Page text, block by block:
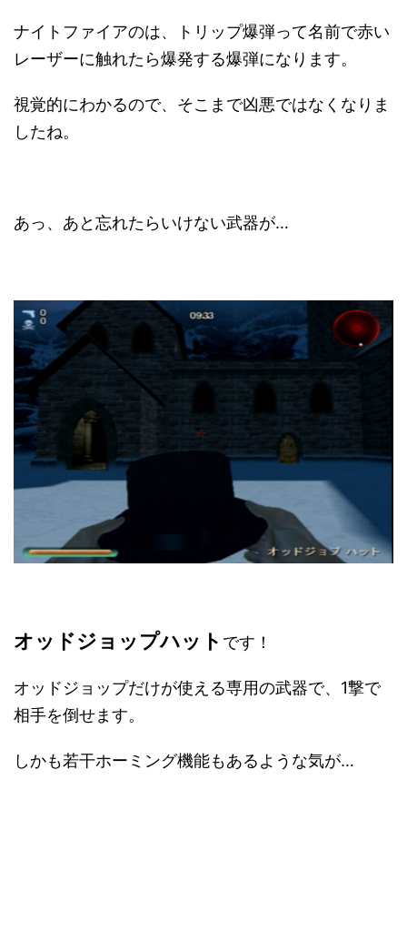
ナイトファイアのは、トリップ爆弾って名前で赤い
レーザーに触れたら爆発する爆弾になります。
視覚的にわかるので、そこまで凶悪ではなくなりま
したね。
あっ、あと忘れたらいけない武器が…
オッドジョップハット です！
オッドジョップだけが使える専用の武器で、1撃で
相手を倒せます。
しかも若干ホーミング機能もあるような気が…